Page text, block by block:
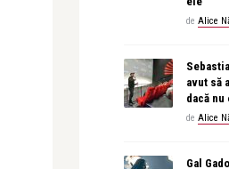
de Alice
avut să
dacă nu
de Alice
Gal